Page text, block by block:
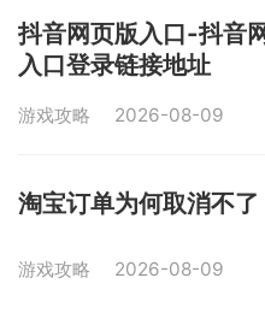
抖音网页版入口-抖音
入口登录链接地址
游戏攻略 2026-08-09
淘宝订单为何取消不了
游戏攻略 2026-08-09